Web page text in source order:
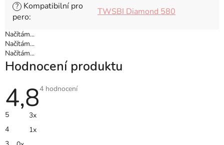
? Kompatibilní pro
pero: TWSBI Diamond 580
Načítám...
Načítám...
Načítám...
Hodnocení produktu
4,8Průměrné
4 hodnocení
5
3x
4
1x